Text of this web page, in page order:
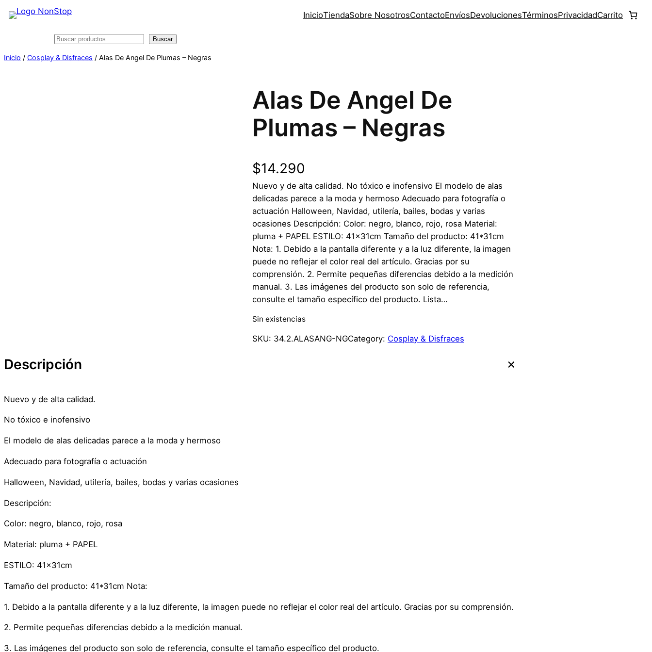
Saltar
InicioTiendaSobre NosotrosContactoEnvíosDevolucionesTérminosPrivacidadCarrito
Buscar Buscar
Inicio / Cosplay & Disfraces / Alas De Angel De Plumas – Negras
Alas De Angel De
Plumas – Negras
$14.290
Nuevo y de alta calidad. No tóxico e inofensivo El modelo de alas
delicadas parece a la moda y hermoso Adecuado para fotografía o
actuación Halloween, Navidad, utilería, bailes, bodas y varias
ocasiones Descripción: Color: negro, blanco, rojo, rosa Material:
pluma + PAPEL ESTILO: 41x31cm Tamaño del producto: 41*31cm
Nota: 1. Debido a la pantalla diferente y a la luz diferente, la imagen
puede no reflejar el color real del artículo. Gracias por su
comprensión. 2. Permite pequeñas diferencias debido a la medición
manual. 3. Las imágenes del producto son solo de referencia,
consulte el tamaño específico del producto. Lista…
Sin existencias
SKU: 34.2.ALASANG-NGCategory: Cosplay & Disfraces
Descripción
Nuevo y de alta calidad.
No tóxico e inofensivo
El modelo de alas delicadas parece a la moda y hermoso
Adecuado para fotografía o actuación
Halloween, Navidad, utilería, bailes, bodas y varias ocasiones
Descripción:
Color: negro, blanco, rojo, rosa
Material: pluma + PAPEL
ESTILO: 41x31cm
Tamaño del producto: 41*31cm Nota:
1. Debido a la pantalla diferente y a la luz diferente, la imagen puede no reflejar el color real del artículo. Gracias por su comprensión.
2. Permite pequeñas diferencias debido a la medición manual.
3. Las imágenes del producto son solo de referencia, consulte el tamaño específico del producto.